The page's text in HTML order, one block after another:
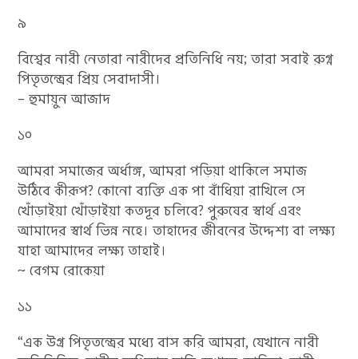
৯
বিশ্বের নারী নেতারা নারীদের প্রতিনিধি নয়; তারা সবাই রুগ্ন
পিতৃতন্ত্রের প্রিয় সেবাদাসী।
– হুমায়ুন আজাদ
১০
আমরা সমাজের অর্ধাঙ্গ, আমরা পড়িয়া থাকিলে সমাজ
উঠিবে কীরূপ? কোনো ব্যক্তি এক পা বাঁধিয়া রাখিলে সে
খোঁড়াইয়া খোঁড়াইয়া কতদূর চলিবে? পুরুষের স্বার্থ এবং
আমাদের স্বার্থ ভিন্ন নহে। তাহাদের জীবনের উদ্দেশ্য বা লক্ষ্য
যাহা আমাদের লক্ষ্য তাহাই।
~ বেগম রোকেয়া
১১
“এক উগ্র পিতৃতন্ত্রের মধ্যে বাস করি আমরা, যেখানে নারী